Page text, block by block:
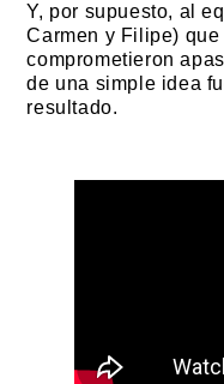
Y, por supuesto, al
Carmen y Filipe)
comprometieron
de una simple idea
resultado.